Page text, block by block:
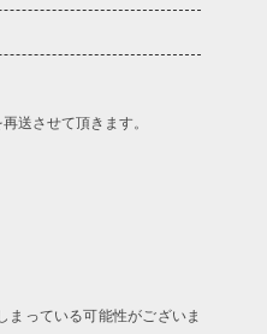
送させて頂きます。
まっている可能性がございま